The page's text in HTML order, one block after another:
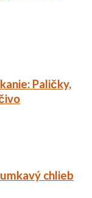
Paličky,
chlieb